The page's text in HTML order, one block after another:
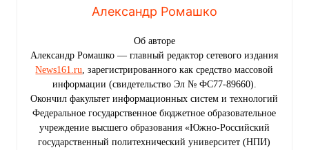
Александр Ромашко
Об авторе
Александр Ромашко — главный редактор сетевого издания
News161.ru , зарегистрированного как средство массовой
информации (свидетельство Эл № ФС77-89660).
Окончил факультет информационных систем и технологий
Федеральное государственное бюджетное образовательное
учреждение высшего образования «Южно-Российский
государственный политехнический университет (НПИ)